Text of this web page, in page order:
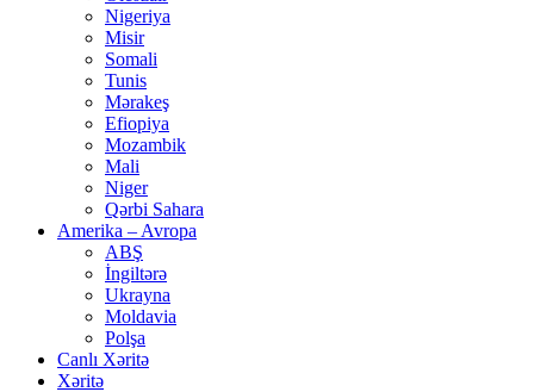
Nigeriya
Misir
Somali
Tunis
Mərakeş
Efiopiya
Mozambik
Mali
Niger
Qərbi Sahara
Amerika – Avropa
ABŞ
İngiltərə
Ukrayna
Moldavia
Polşa
Canlı Xəritə
Xəritə